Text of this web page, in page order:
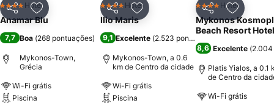
PartilharAdicionar aos favoritos
4 EstrelasHotel
Anamar Blu
7,7 Boa (268 pontuações)
Mykonos-Town,
Grécia
Wi-Fi grátis
Piscina
PartilharAdicionar aos favoritos
4 EstrelasHotel
Ilio Maris
9,1 Excelente (2.523 pontuações
Mykonos-Town, a 0.6
km de Centro da cidade
Wi-Fi grátis
Piscina
Partilhar
4 EstrelasHotel
Mykonos
Beach Resort Hotel
8,6 Excelente (2.004
Platis Yialos, a 0.1
de Centro da
Wi-Fi grátis